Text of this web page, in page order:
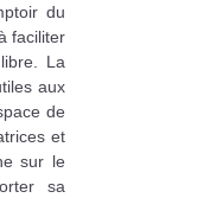
du
faciliter
La
aux
de
et
sur le
sa